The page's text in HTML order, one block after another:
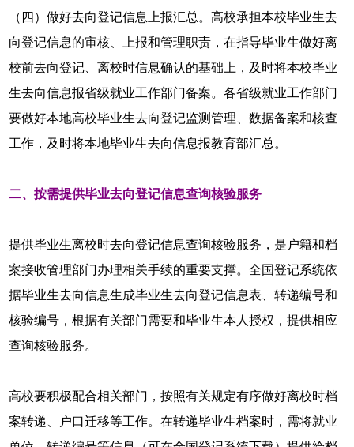
（四）做好去向登记信息上报汇总。高校承担本校毕业生去
向登记信息的审核、上报和管理职责，在指导毕业生做好离
校前去向登记、离校时信息确认的基础上，及时将本校毕业
生去向信息报省级就业工作部门备案。各省级就业工作部门
要做好本地高校毕业生去向登记监测管理、数据备案和核查
工作，及时将本地毕业生去向信息报教育部汇总。
二、按需提供毕业去向登记信息查询核验服务
提供毕业生离校时去向登记信息查询核验服务，是户籍和档
案接收管理部门办理相关手续的重要支撑。全国登记系统依
据毕业生去向信息生成毕业生去向登记信息表、转递编号和
核验编号，根据有关部门需要和毕业生本人授权，提供相应
查询核验服务。
高校要积极配合相关部门，按照有关规定有序做好离校时档
案转递、户口迁移等工作。在转递毕业生档案时，需将就业